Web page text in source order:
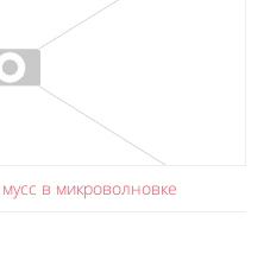
в микроволновке